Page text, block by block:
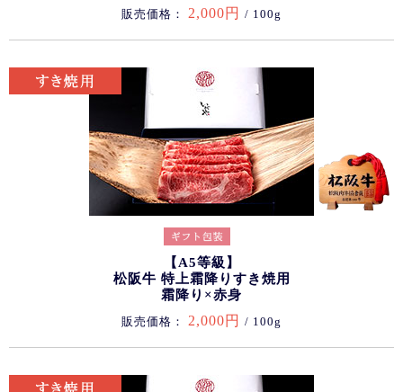
販売価格： 2,000円 / 100g
【A5等級】
松阪牛 特上霜降りすき焼用
霜降り×赤身
販売価格： 2,000円 / 100g